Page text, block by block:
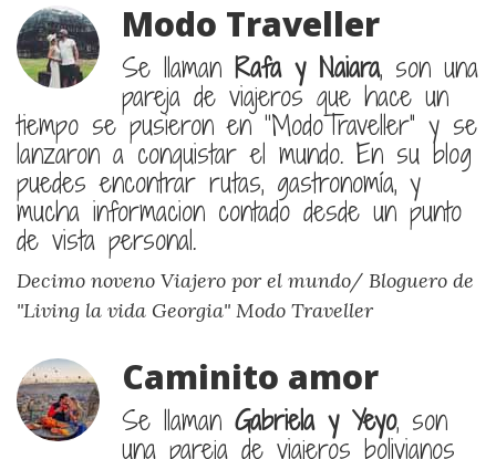
Modo Traveller
Se llaman Rafa y Naiara, son una
pareja de viajeros que hace un
tiempo se pusieron en “ModoTraveller” y se
lanzaron a conquistar el mundo. En su blog
puedes encontrar rutas, gastronomía, y
mucha informacion contado desde un punto
de vista personal.
Decimo noveno Viajero por el mundo/ Bloguero de
"Living la vida Georgia" Modo Traveller
Caminito amor
Se llaman Gabriela y Yeyo, son
una pareja de viajeros bolivianos